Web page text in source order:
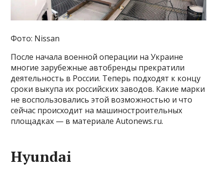
Фото: Nissan
После начала военной операции на Украине
многие зарубежные автобренды прекратили
деятельность в России. Теперь подходят к концу
сроки выкупа их российских заводов. Какие марки
не воспользовались этой возможностью и что
сейчас происходит на машиностроительных
площадках — в материале Autonews.ru.
Hyundai